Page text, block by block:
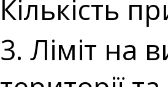
Кількість
3. Ліміт на